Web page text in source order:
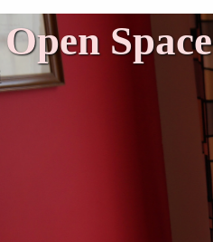
Space